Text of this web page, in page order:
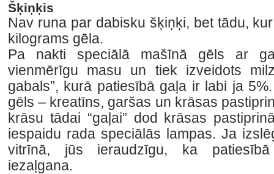
Šķiņķis
Nav runa par dabisku šķiņķi, bet tādu,
kilograms gēla.
Pa nakti speciālā mašīnā gēls ar
vienmērīgu masu un tiek izveidots
gabals”, kurā patiesībā gaļa ir labi ja
gēls – kreatīns, garšas un krāsas
krāsu tādai “gaļai” dod krāsas
iespaidu rada speciālās lampas. Ja
vitrīnā, jūs ieraudzīgu, ka
iezaļgana.